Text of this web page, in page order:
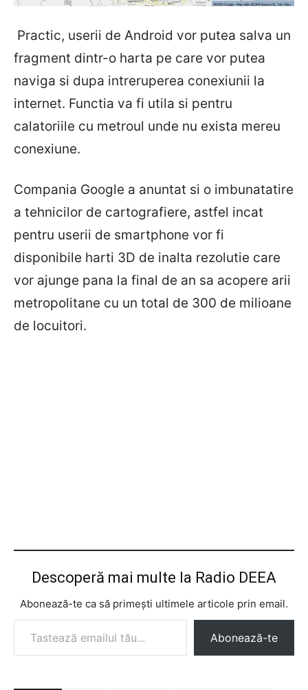
Practic, userii de Android vor putea salva un
fragment dintr-o harta pe care vor putea
naviga si dupa intreruperea conexiunii la
internet. Functia va fi utila si pentru
calatoriile cu metroul unde nu exista mereu
conexiune.
Compania Google a anuntat si o imbunatatire
a tehnicilor de cartografiere, astfel incat
pentru userii de smartphone vor fi
disponibile harti 3D de inalta rezolutie care
vor ajunge pana la final de an sa acopere arii
metropolitane cu un total de 300 de milioane
de locuitori.
Descoperă mai multe la Radio DEEA
Abonează-te ca să primești ultimele articole prin email.
Tastează emailul tău...
Abonează-te